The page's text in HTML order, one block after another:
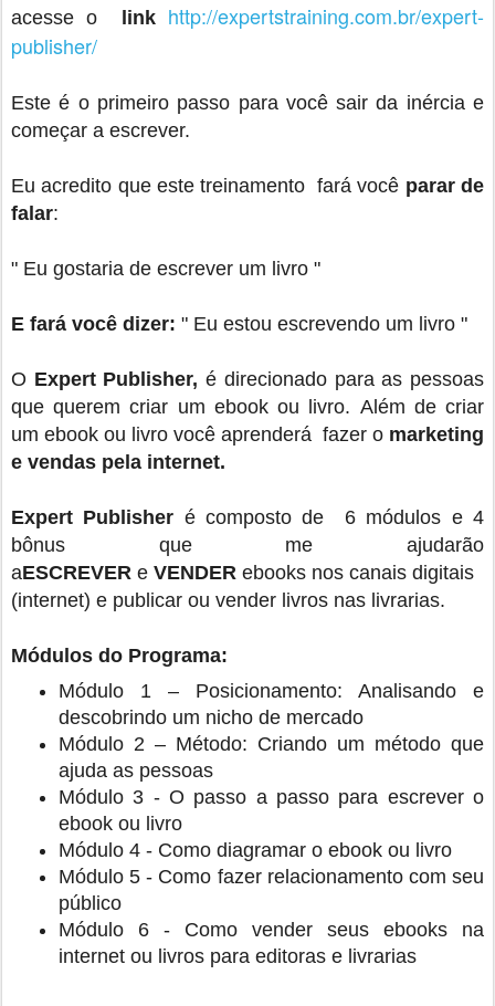
acesse o
link http://expertstraining.com.br/expert-
publisher/
Este é o primeiro passo para você sair da inércia e
começar a escrever.
Eu acredito que este treinamento fará você parar de
falar:
" Eu gostaria de escrever um livro "
E fará você dizer: " Eu estou escrevendo um livro "
O Expert Publisher, é direcionado para as pessoas
que querem criar um ebook ou livro. Além de criar
um ebook ou livro você aprenderá fazer o marketing
e vendas pela internet.
Expert Publisher é composto de 6 módulos e 4
bônus que me ajudarão
aESCREVER e VENDER ebooks nos canais digitais
(internet) e publicar ou vender livros nas livrarias.
Módulos do Programa:
Módulo 1 – Posicionamento: Analisando e
descobrindo um nicho de mercado
Módulo 2 – Método: Criando um método que
ajuda as pessoas
Módulo 3 - O passo a passo para escrever o
ebook ou livro
Módulo 4 - Como diagramar o ebook ou livro
Módulo 5 - Como fazer relacionamento com seu
público
Módulo 6 - Como vender seus ebooks na
internet ou livros para editoras e livrarias